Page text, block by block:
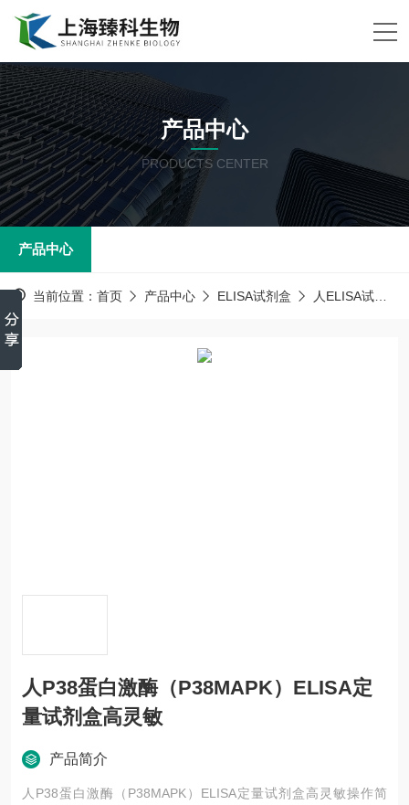
产品中心
PRODUCTS CENTER
产品中心
当前位置： 首页 产品中心 ELISA试剂盒 人ELISA试剂盒
人P38蛋白激酶（P38MAPK）ELISA定
量试剂盒高灵敏
产品简介
人P38蛋白激酶（P38MAPK）ELISA定量试剂盒高灵敏操作简